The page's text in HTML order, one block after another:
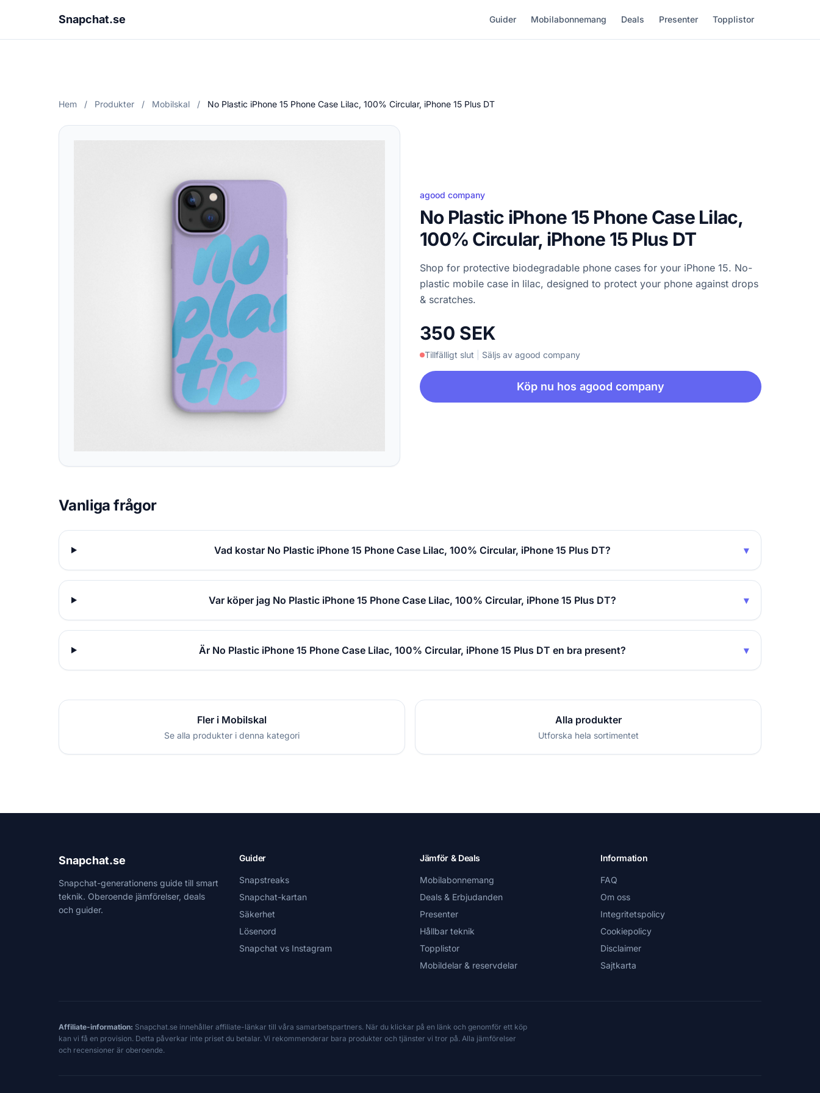
Snapchat.se Guider Mobilabonnemang Deals Presenter Topplistor
Hem / Produkter / Mobilskal / No Plastic iPhone 15 Phone Case Lilac, 100% Circular, iPhone 15 Plus DT
agood company
No Plastic iPhone 15 Phone Case Lilac,
100% Circular, iPhone 15 Plus DT
Shop for protective biodegradable phone cases for your iPhone 15. No-
plastic mobile case in lilac, designed to protect your phone against drops
& scratches.
350 SEK
Tillfälligt slut Säljs av agood company
Köp nu hos agood company
Vanliga frågor
Vad kostar No Plastic iPhone 15 Phone Case Lilac, 100% Circular, iPhone 15 Plus DT? ▾
Var köper jag No Plastic iPhone 15 Phone Case Lilac, 100% Circular, iPhone 15 Plus DT? ▾
Är No Plastic iPhone 15 Phone Case Lilac, 100% Circular, iPhone 15 Plus DT en bra present? ▾
Fler i Mobilskal
Se alla produkter i denna kategori
Alla produkter
Utforska hela sortimentet
Snapchat.se
Snapchat-generationens guide till smart
teknik. Oberoende jämförelser, deals
och guider.
Guider
Snapstreaks
Snapchat-kartan
Säkerhet
Lösenord
Snapchat vs Instagram
Jämför & Deals
Mobilabonnemang
Deals & Erbjudanden
Presenter
Hållbar teknik
Topplistor
Mobildelar & reservdelar
Information
FAQ
Om oss
Integritetspolicy
Cookiepolicy
Disclaimer
Sajtkarta
Affiliate-information: Snapchat.se innehåller affiliate-länkar till våra samarbetspartners. När du klickar på en länk och genomför ett köp
kan vi få en provision. Detta påverkar inte priset du betalar. Vi rekommenderar bara produkter och tjänster vi tror på. Alla jämförelser
och recensioner är oberoende.